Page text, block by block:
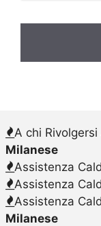
A chi
Milanese
Assistenza
Assistenza
Assistenza
Milanese